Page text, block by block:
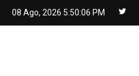
08 Ago, 2026 5:50:07 PM